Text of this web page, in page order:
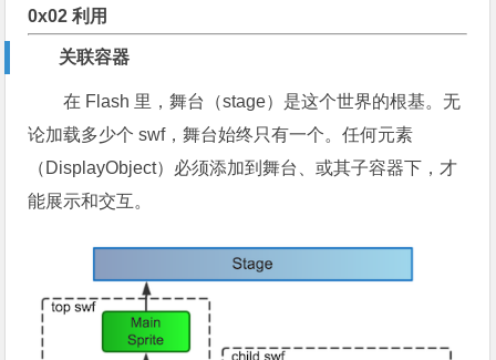
0x02 利用
关联容器
在 Flash 里，舞台（stage）是这个世界的根基。无
论加载多少个 swf，舞台始终只有一个。任何元素
（DisplayObject）必须添加到舞台、或其子容器下，才
能展示和交互。